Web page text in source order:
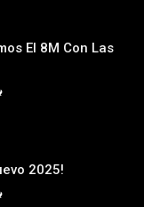
El 8M Con Las
2025!